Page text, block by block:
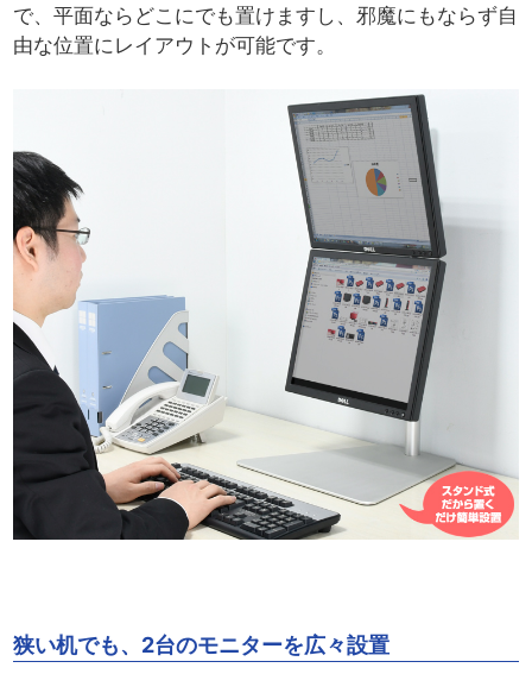
で、平面ならどこにでも置けますし、邪魔にもならず自
由な位置にレイアウトが可能です。
狭い机でも、2台のモニターを広々設置